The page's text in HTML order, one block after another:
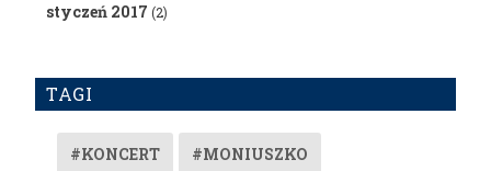
styczeń 2017 (2)
TAGI
#KONCERT #MONIUSZKO